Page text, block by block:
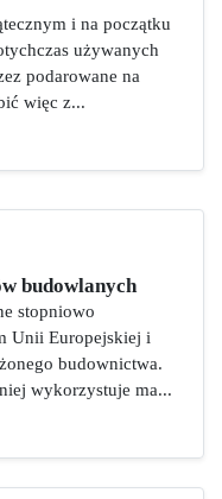
i na początku
używanych
podarowane na
więc z...
budowlanych
stopniowo
Unii Europejskiej i
budownictwa.
wykorzystuje ma...